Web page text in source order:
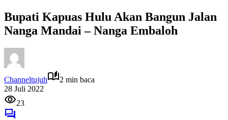
Bupati Kapuas Hulu Akan Bangun Jalan
Nanga Mandai – Nanga Embaloh
Channeltujuh
2 min baca
28 Juli 2022
23